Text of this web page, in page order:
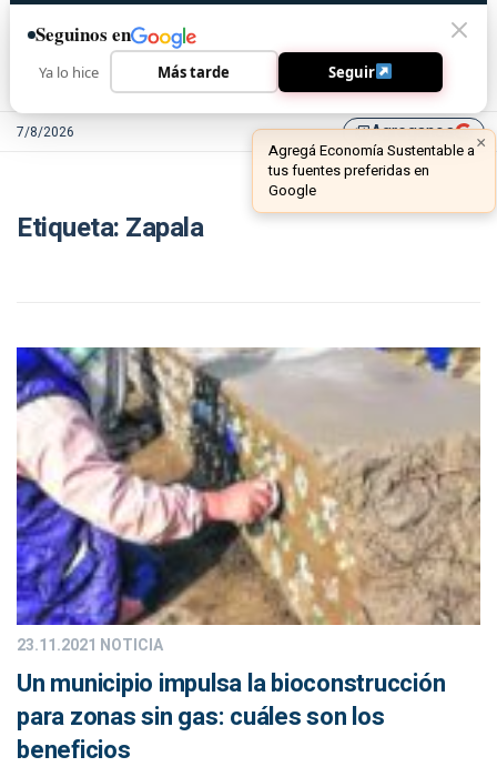
7/8/2026 library_addAgreganos ×
Agregá Economía Sustentable a
tus fuentes preferidas en
Google
Etiqueta: Zapala
23.11.2021 NOTICIA
Un municipio impulsa la bioconstrucción
para zonas sin gas: cuáles son los
beneficios
Seguinos en
Ya lo hice Más tarde Seguir